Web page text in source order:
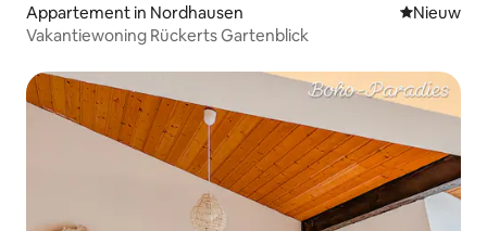
Appartement in Nordhausen Nieuwe
Nieuw
Vakantiewoning Rückerts Gartenblick